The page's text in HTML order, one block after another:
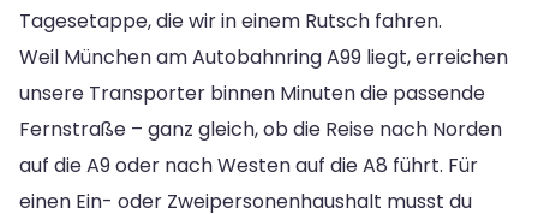
Tagesetappe, die wir in einem Rutsch fahren.
Weil München am Autobahnring A99 liegt, erreichen
unsere Transporter binnen Minuten die passende
Fernstraße – ganz gleich, ob die Reise nach Norden
auf die A9 oder nach Westen auf die A8 führt. Für
einen Ein- oder Zweipersonenhaushalt musst du